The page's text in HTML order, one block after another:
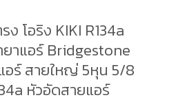
โอริง KIKI R134a
าแอร์ Bridgestone
อร์ สายใหญ่ 5หุน 5/8
หัวอัดสายแอร์